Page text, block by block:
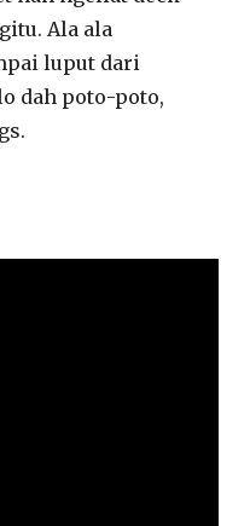
Ala ala
luput dari
dah poto-poto,